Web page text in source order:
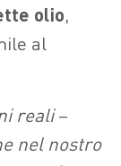
olio,
al
reali–
nel nostro